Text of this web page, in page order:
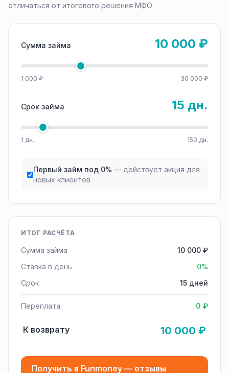
отличаться от итогового решения МФО.
Сумма займа 10 000 ₽
1 000 ₽ 30 000 ₽
Срок займа 15 дн.
1 дн. 150 дн.
Первый займ под 0% — действует акция для
новых клиентов
ИТОГ РАСЧЁТА
Сумма займа
10 000 ₽
Ставка в день
0%
Срок
15 дней
Переплата 0 ₽
К возврату 10 000 ₽
Получить в Funmoney — отзывы